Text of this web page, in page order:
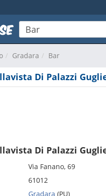
Gradara Bar
Di Palazzi
Di Palazzi
Via Fanano, 69
61012
Gradara (PU)